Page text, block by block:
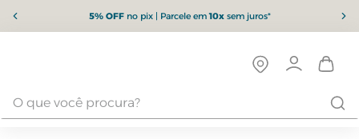
5% OFFno pix | Parcele em10xsem juros*